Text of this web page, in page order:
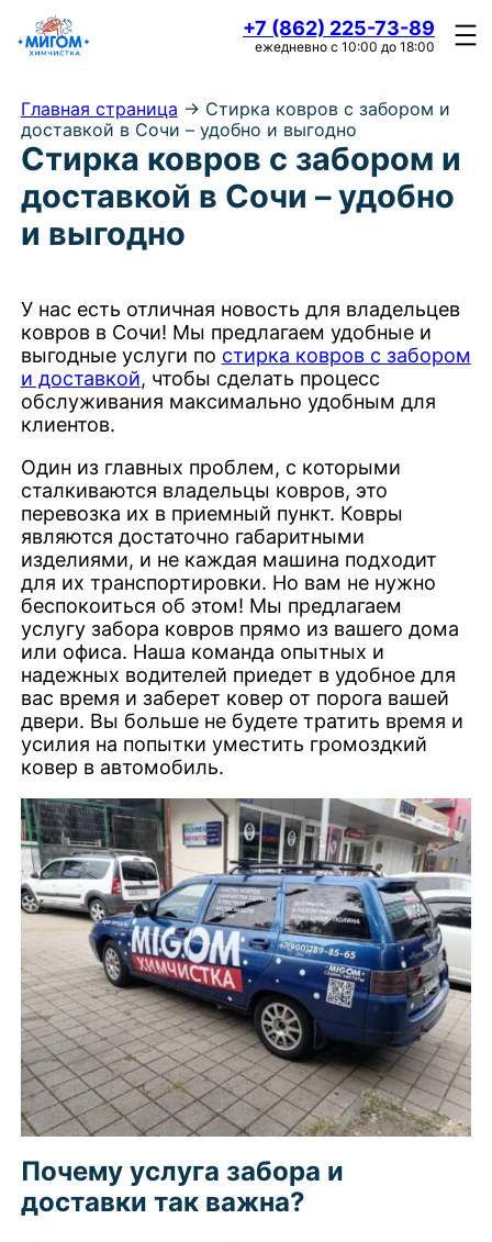
+7 (862) 225-73-89
ежедневно с 10:00 до 18:00
Главная страница -> Стирка ковров с забором и
доставкой в Сочи – удобно и выгодно
Стирка ковров с забором и
доставкой в Сочи – удобно
и выгодно
У нас есть отличная новость для владельцев
ковров в Сочи! Мы предлагаем удобные и
выгодные услуги по стирка ковров с забором
и доставкой, чтобы сделать процесс
обслуживания максимально удобным для
клиентов.
Один из главных проблем, с которыми
сталкиваются владельцы ковров, это
перевозка их в приемный пункт. Ковры
являются достаточно габаритными
изделиями, и не каждая машина подходит
для их транспортировки. Но вам не нужно
беспокоиться об этом! Мы предлагаем
услугу забора ковров прямо из вашего дома
или офиса. Наша команда опытных и
надежных водителей приедет в удобное для
вас время и заберет ковер от порога вашей
двери. Вы больше не будете тратить время и
усилия на попытки уместить громоздкий
ковер в автомобиль.
Почему услуга забора и
доставки так важна?